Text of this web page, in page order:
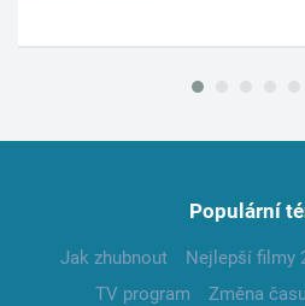
Populární
Jak zhubnout Nejlepší filmy
TV program
Změna